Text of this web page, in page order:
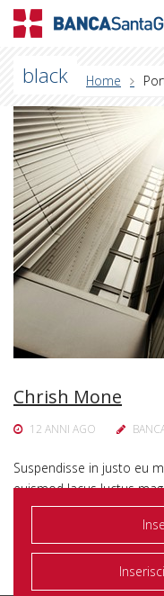
black Home
Chrish Mone
12 ANNI AGO
Suspendisse in justo eu
euismod lacus luctus
pharetra auctor, sem